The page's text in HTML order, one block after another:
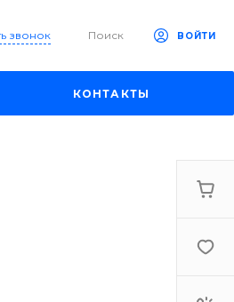
звонок Поиск ВОЙТИ
КОНТАКТЫ